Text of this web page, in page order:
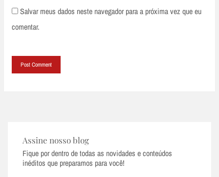
Salvar meus dados neste navegador para a próxima vez que eu
comentar.
Assine nosso blog
Fique por dentro de todas as novidades e conteúdos
inéditos que preparamos para você!